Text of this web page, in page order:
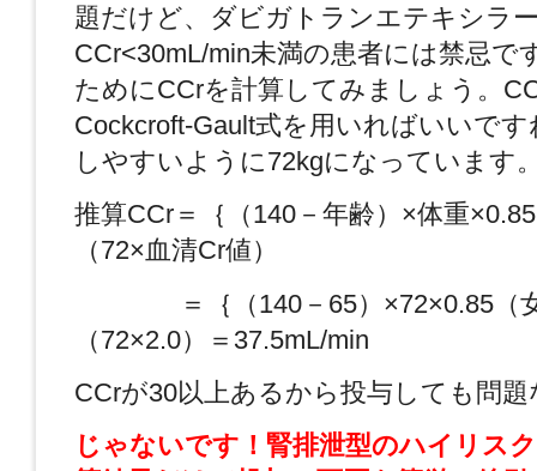
題だけど、ダビガトランエテキシラ
CCr<30mL/min未満の患者には禁忌で
ためにCCrを計算してみましょう。
Cockcroft-Gault式を用いればいいで
しやすいように72kgになっています
推算CCr＝｛（140－年齢）×体重
（72×血清Cr値）
＝｛（140－65）×72×0.85（女
（72×2.0）＝37.5mL/min
CCrが30以上あるから投与しても問題
じゃないです！腎排泄型のハイリス